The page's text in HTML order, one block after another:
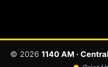
© 2026 1140 AM ·